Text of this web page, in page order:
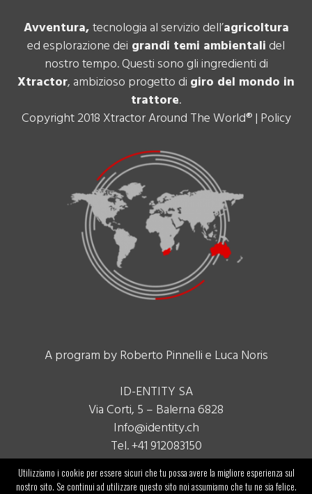
Avventura,tecnologia al servizio dell’agricoltura
ed esplorazione dei grandi temi ambientalidel
nostro tempo. Questi sono gli ingredienti di
Xtractor, ambizioso progetto di giro del mondo in
trattore.
Copyright 2018 Xtractor Around The World® | Policy
A program by Roberto Pinnelli e Luca Noris
ID-ENTITY SA
Via Corti, 5 – Balerna 6828
Info@identity.ch
Tel. +41 912083150
Utilizziamo i cookie per essere sicuri che tu possa avere la migliore esperienza sul
nostro sito. Se continui ad utilizzare questo sito noi assumiamo che tu ne sia felice.